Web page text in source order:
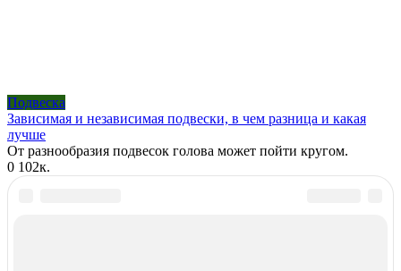
Подвеска
Зависимая и независимая подвески, в чем разница и какая
лучше
От разнообразия подвесок голова может пойти кругом.
0 102к.